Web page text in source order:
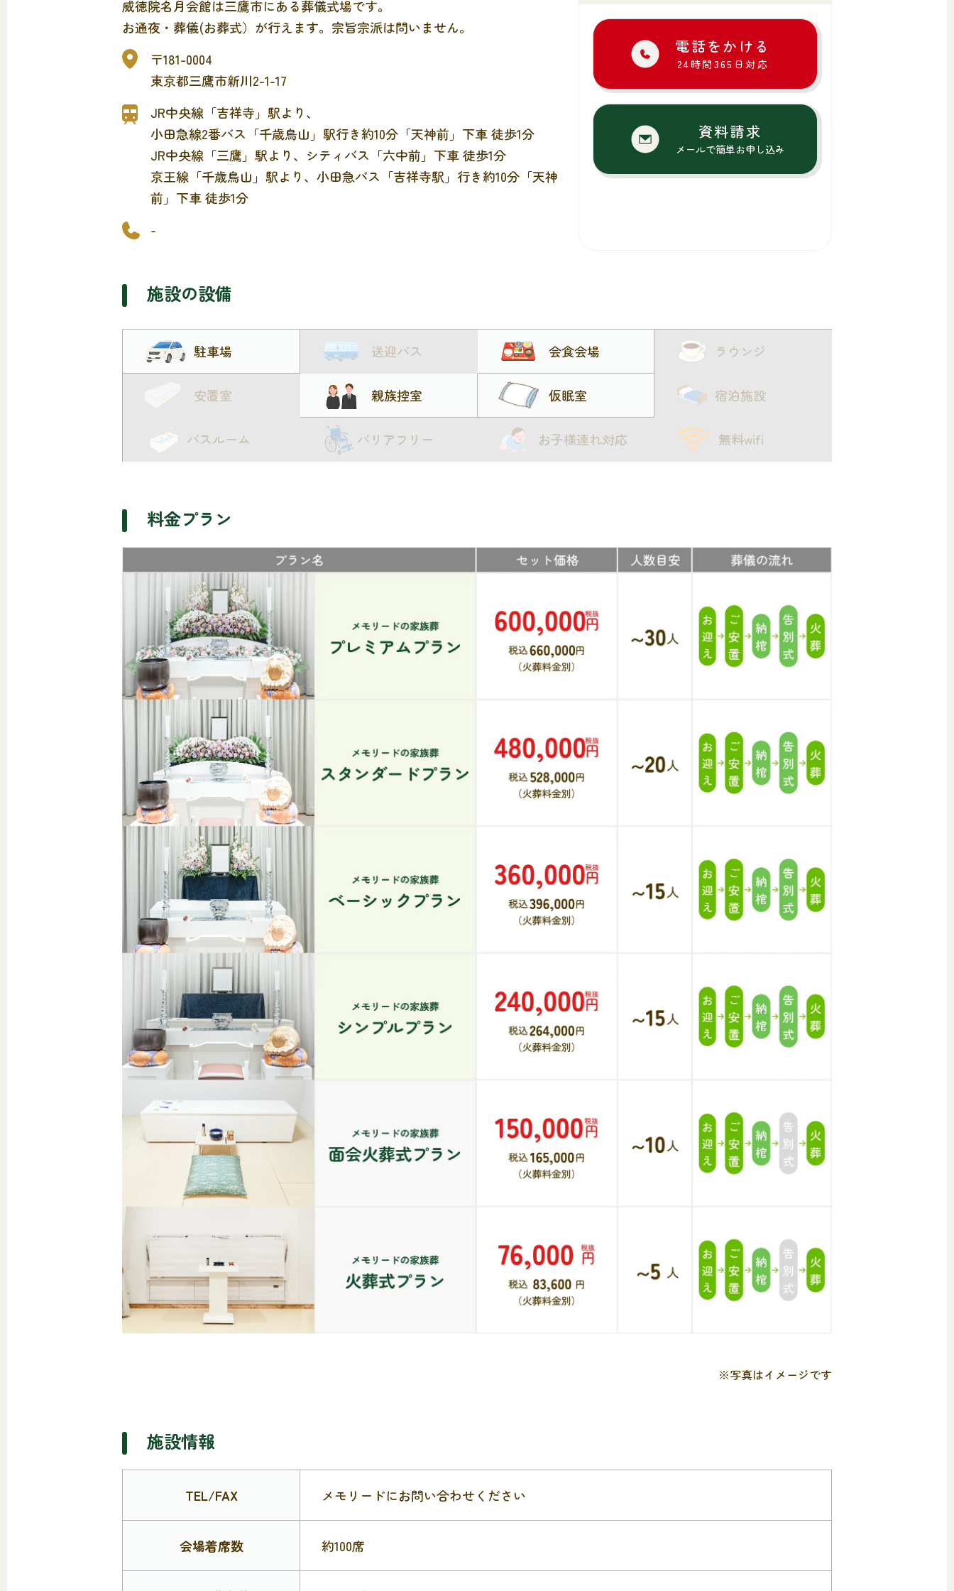
威徳院名月会館は三鷹市にある葬儀式場です。
お通夜・葬儀(お葬式）が行えます。宗旨宗派は問いません。
〒181-0004
東京都三鷹市新川2-1-17
JR中央線「吉祥寺」駅より、
小田急線2番バス「千歳鳥山」駅行き約10分「天神前」下車 徒歩1分
JR中央線「三鷹」駅より、シティバス「六中前」下車 徒歩1分
京王線「千歳鳥山」駅より、小田急バス「吉祥寺駅」行き約10分「天神
前」下車 徒歩1分
-
電話をかける
24時間365日対応
資料請求
メールで簡単お申し込み
施設の設備
駐車場 送迎バス 会食会場 ラウンジ
安置室 親族控室 仮眠室 宿泊施設
バスルーム バリアフリー お子様連れ対応 無料wifi
料金プラン
※写真はイメージです
施設情報
TEL/FAX メモリードにお問い合わせください
会場着席数 約100席